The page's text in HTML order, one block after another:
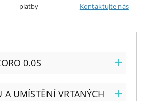
platby
Kontaktujte nás
0.0S
A UMÍSTĚNÍ VRTANÝCH